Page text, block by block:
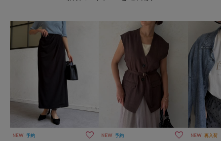
NEW 予約 NEW 予約 NEW 再入荷